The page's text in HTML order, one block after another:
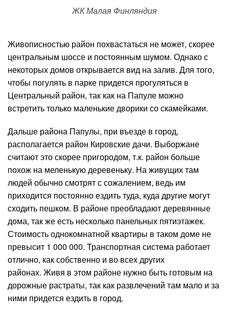
ЖК Малая Финляндия
Живописностью район похвастаться не может, скорее
центральным шоссе и постоянным шумом. Однако с
некоторых домов открывается вид на залив. Для того,
чтобы погулять в парке придется прогуляться в
Центральный район, так как на Папуле можно
встретить только маленькие дворики со скамейками.
Дальше района Папулы, при въезде в город,
располагается район Кировские дачи. Выборжане
считают это скорее пригородом, т.к. район больше
похож на меленькую деревеньку. На живущих там
людей обычно смотрят с сожалением, ведь им
приходится постоянно ездить туда, куда другие могут
сходить пешком. В районе преобладают деревянные
дома, так же есть несколько панельных пятиэтажек.
Стоимость однокомнатной квартиры в таком доме не
превысит 1 000 000. Транспортная система работает
отлично, как собственно и во всех других
районах. Живя в этом районе нужно быть готовым на
дорожные растраты, так как развлечений там мало и за
ними придется ездить в город.